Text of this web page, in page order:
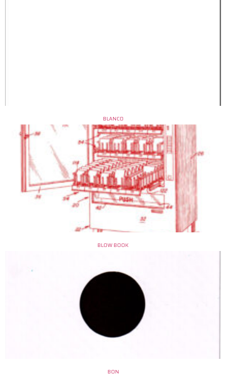
BLANCO
BLOW BOOK
BON